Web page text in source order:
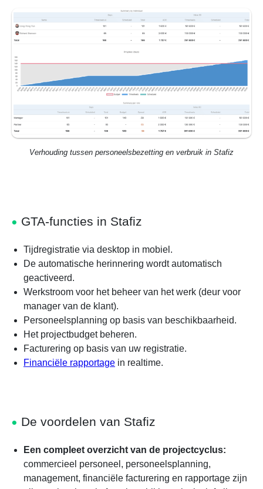
Verhouding tussen personeelsbezetting en verbruik in Stafiz
GTA-functies in Stafiz
Tijdregistratie via desktop in mobiel.
De automatische herinnering wordt automatisch
geactiveerd.
Werkstroom voor het beheer van het werk (deur voor
manager van de klant).
Personeelsplanning op basis van beschikbaarheid.
Het projectbudget beheren.
Facturering op basis van uw registratie.
Financiële rapportage in realtime.
De voordelen van Stafiz
Een compleet overzicht van de projectcyclus:
commercieel personeel, personeelsplanning,
management, financiële facturering en rapportage zijn